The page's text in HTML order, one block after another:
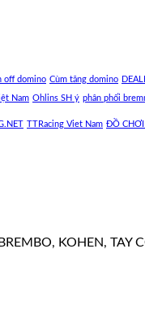
off domino Cùm tăng domino
Nam Ohlins SH ý phân phối
TTRacing Viet Nam ĐỒ CHƠI
KOHEN, TAY